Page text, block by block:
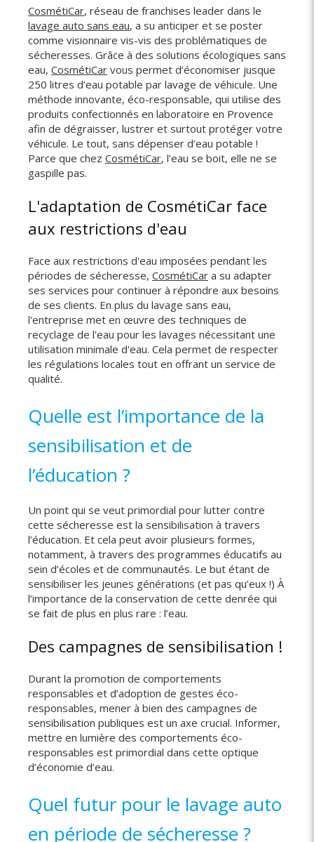
CosmétiCar, réseau de franchises leader dans le
lavage auto sans eau, a su anticiper et se poster
comme visionnaire vis-vis des problématiques de
sécheresses. Grâce à des solutions écologiques sans
eau, CosmétiCar vous permet d’économiser jusque
250 litres d’eau potable par lavage de véhicule. Une
méthode innovante, éco-responsable, qui utilise des
produits confectionnés en laboratoire en Provence
afin de dégraisser, lustrer et surtout protéger votre
véhicule. Le tout, sans dépenser d’eau potable !
Parce que chez CosmétiCar, l’eau se boit, elle ne se
gaspille pas.
L'adaptation de CosmétiCar face
aux restrictions d'eau
Face aux restrictions d'eau imposées pendant les
périodes de sécheresse, CosmétiCar a su adapter
ses services pour continuer à répondre aux besoins
de ses clients. En plus du lavage sans eau,
l'entreprise met en œuvre des techniques de
recyclage de l'eau pour les lavages nécessitant une
utilisation minimale d'eau. Cela permet de respecter
les régulations locales tout en offrant un service de
qualité.
Quelle est l’importance de la
sensibilisation et de
l’éducation ?
Un point qui se veut primordial pour lutter contre
cette sécheresse est la sensibilisation à travers
l’éducation. Et cela peut avoir plusieurs formes,
notamment, à travers des programmes éducatifs au
sein d’écoles et de communautés. Le but étant de
sensibiliser les jeunes générations (et pas qu’eux !) À
l’importance de la conservation de cette denrée qui
se fait de plus en plus rare : l’eau.
Des campagnes de sensibilisation !
Durant la promotion de comportements
responsables et d’adoption de gestes éco-
responsables, mener à bien des campagnes de
sensibilisation publiques est un axe crucial. Informer,
mettre en lumière des comportements éco-
responsables est primordial dans cette optique
d’économie d’eau.
Quel futur pour le lavage auto
en période de sécheresse ?